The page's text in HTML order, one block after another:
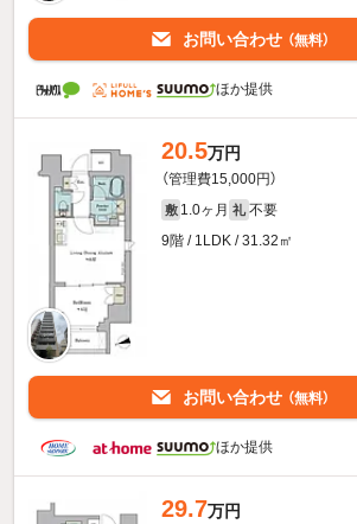
お問い合わせ （無料）
ほか提供
20.5万円
（管理費15,000円）
敷 1.0ヶ月 礼 不要
9階 / 1LDK / 31.32㎡
お問い合わせ （無料）
ほか提供
29.7万円